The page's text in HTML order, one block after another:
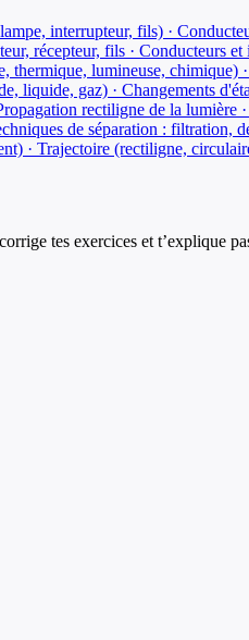
interrupteur, fils) ·
récepteur, fils · Conducteurs
thermique, lumineuse, chimique)
liquide, gaz) · Changements
rectiligne de la lumière
de séparation : filtration,
· Trajectoire (rectiligne,
tes exercices et t’explique